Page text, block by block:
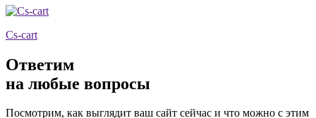
Cs-cart
Ответим
на любые вопросы
Посмотрим, как выглядит ваш сайт сейчас и что можно с этим